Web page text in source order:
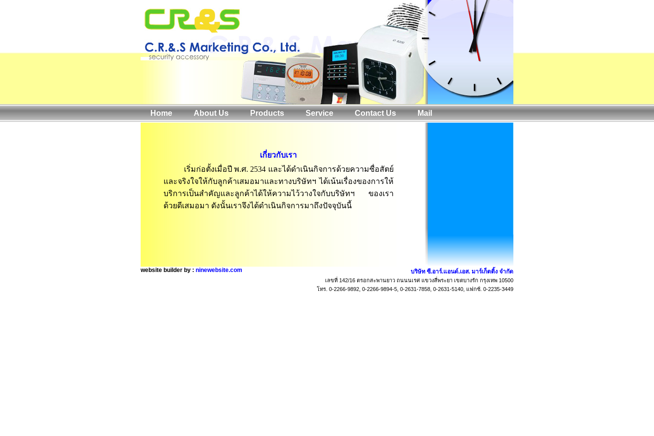
Home About Us Products Service Contact Us Mail
เกี่ยวกับเรา
เริ่มก่อตั้งเมื่อปี พ.ศ. 2534 และได้ดำเนินกิจการด้วยความซื่อสัตย์
และจริงใจให้กับลูกค้าเสมอมาและทางบริษัทฯ ได้เน้นเรื่องของการให้
บริการเป็นสำคัญและลูกค้าได้ให้ความไว้วางใจกับบริษัทฯ ของเรา
ด้วยดีเสมอมา ดังนั้นเราจึงได้ดำเนินกิจการมาถึงปัจจุบันนี้
website builder by : ninewebsite.com บริษัท ซี.อาร์.แอนด์.เอส. มาร์เก็ตติ้ง จำกัด
เลขที่ 142/16 ตรอกสะพานยาว ถนนนเรศ แขวงสี่พระยา เขตบางรัก กรุงเทพ 10500
โทร. 0-2266-9892, 0-2266-9894-5, 0-2631-7858, 0-2631-5140, แฟกซ์. 0-2235-3449